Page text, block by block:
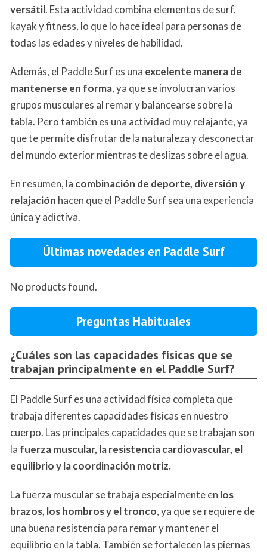
versátil. Esta actividad combina elementos de surf,
kayak y fitness, lo que lo hace ideal para personas de
todas las edades y niveles de habilidad.
Además, el Paddle Surf es una excelente manera de
mantenerse en forma, ya que se involucran varios
grupos musculares al remar y balancearse sobre la
tabla. Pero también es una actividad muy relajante, ya
que te permite disfrutar de la naturaleza y desconectar
del mundo exterior mientras te deslizas sobre el agua.
En resumen, la combinación de deporte, diversión y
relajación hacen que el Paddle Surf sea una experiencia
única y adictiva.
Últimas novedades en Paddle Surf
No products found.
Preguntas Habituales
¿Cuáles son las capacidades físicas que se
trabajan principalmente en el Paddle Surf?
El Paddle Surf es una actividad física completa que
trabaja diferentes capacidades físicas en nuestro
cuerpo. Las principales capacidades que se trabajan son
la fuerza muscular, la resistencia cardiovascular, el
equilibrio y la coordinación motriz.
La fuerza muscular se trabaja especialmente en los
brazos, los hombros y el tronco, ya que se requiere de
una buena resistencia para remar y mantener el
equilibrio en la tabla. También se fortalecen las piernas